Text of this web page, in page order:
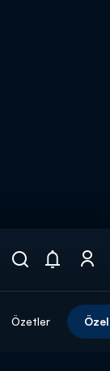
Özetler